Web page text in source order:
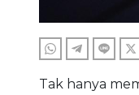
WHATSAPPTELEGRAM
LINE
Tak hanya